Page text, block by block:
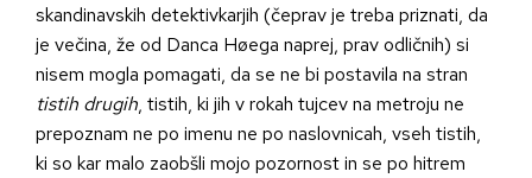
skandinavskih detektivkarjih (čeprav je treba priznati, da
je večina, že od Danca Høega naprej, prav odličnih) si
nisem mogla pomagati, da se ne bi postavila na stran
tistih drugih, tistih, ki jih v rokah tujcev na metroju ne
prepoznam ne po imenu ne po naslovnicah, vseh tistih,
ki so kar malo zaobšli mojo pozornost in se po hitrem